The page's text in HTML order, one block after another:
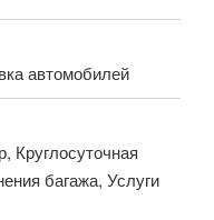
автомобилей
Круглосуточная
багажа, Услуги